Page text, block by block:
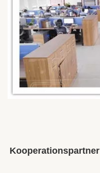
Kooperationspartner